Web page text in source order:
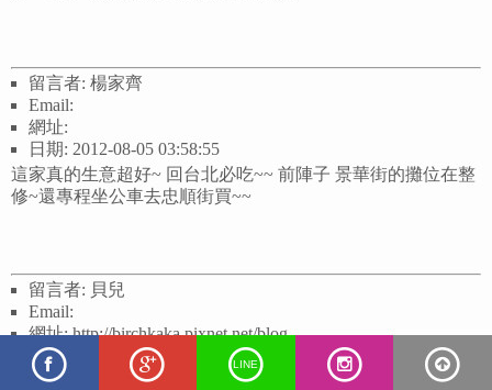
留言者: 楊家齊
Email:
網址:
日期: 2012-08-05 03:58:55
這家真的生意超好~ 回台北必吃~~ 前陣子 景華街的攤位在整
修~還專程坐公車去忠順街買~~
留言者: 貝兒
Email:
網址: http://birchkaka.pixnet.net/blog
日期: 2013-05-04 18:07:50
居然被報出來了，這間的魷魚腳很好吃~以前在那條街打工，
LINE